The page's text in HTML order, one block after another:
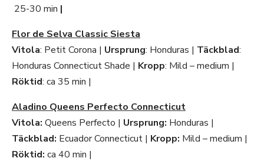
25-30 min |
Flor de Selva Classic Siesta
Vitola: Petit Corona | Ursprung: Honduras | Täckblad:
Honduras Connecticut Shade | Kropp: Mild – medium |
Röktid: ca 35 min |
Aladino Queens Perfecto Connecticut
Vitola: Queens Perfecto | Ursprung: Honduras |
Täckblad: Ecuador Connecticut | Kropp: Mild – medium |
Röktid: ca 40 min |